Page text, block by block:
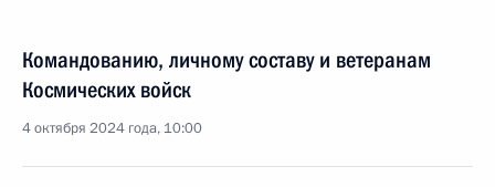
Командованию, личному составу и ветеранам
Космических войск
4 октября 2024 года, 10:00